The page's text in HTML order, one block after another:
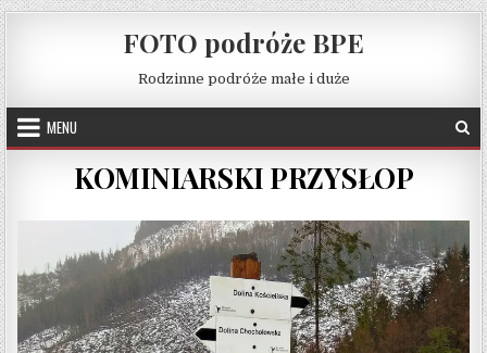
Skip to content
FOTO podróże BPE
Rodzinne podróże małe i duże
MENU
KOMINIARSKI PRZYSŁOP